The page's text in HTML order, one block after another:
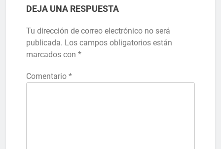
DEJA UNA RESPUESTA
Tu dirección de correo electrónico no será
publicada. Los campos obligatorios están
marcados con *
Comentario *